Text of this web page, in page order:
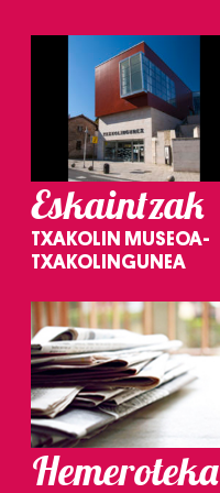
Eskaintzak
TXAKOLIN MUSEOA-
TXAKOLINGUNEA
Hemeroteka